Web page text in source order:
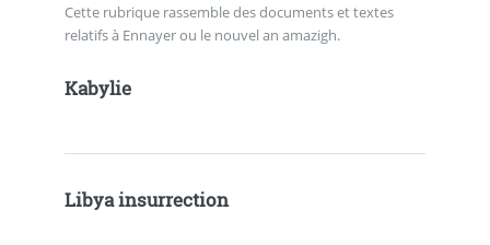
Cette rubrique rassemble des documents et textes
relatifs à Ennayer ou le nouvel an amazigh.
Kabylie
Libya insurrection